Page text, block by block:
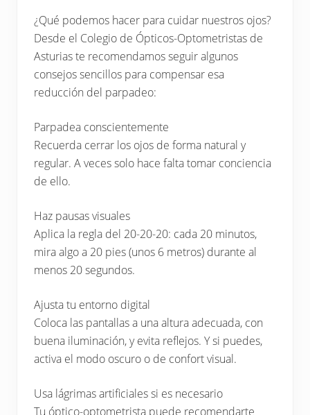
¿Qué podemos hacer para cuidar nuestros ojos?
Desde el Colegio de Ópticos-Optometristas de
Asturias te recomendamos seguir algunos
consejos sencillos para compensar esa
reducción del parpadeo:
Parpadea conscientemente
Recuerda cerrar los ojos de forma natural y
regular. A veces solo hace falta tomar conciencia
de ello.
Haz pausas visuales
Aplica la regla del 20-20-20: cada 20 minutos,
mira algo a 20 pies (unos 6 metros) durante al
menos 20 segundos.
Ajusta tu entorno digital
Coloca las pantallas a una altura adecuada, con
buena iluminación, y evita reflejos. Y si puedes,
activa el modo oscuro o de confort visual.
Usa lágrimas artificiales si es necesario
Tu óptico-optometrista puede recomendarte